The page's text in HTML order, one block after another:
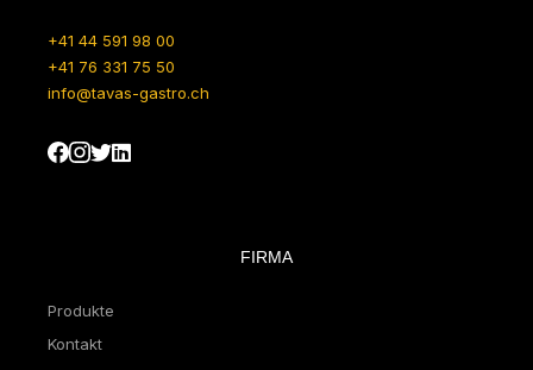
+41 44 591 98 00
+41 76 331 75 50
info@tavas-gastro.ch
FIRMA
Produkte
Kontakt